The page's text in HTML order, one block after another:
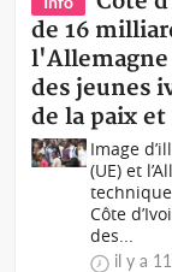
de 16
des jeunes
de la paix
Image
(UE) et
Côte
des...
il y a